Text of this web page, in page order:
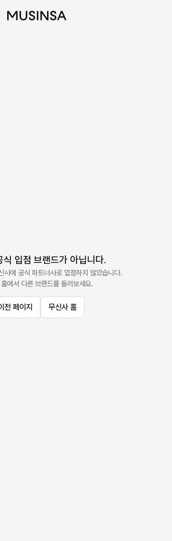
식 입점 브랜드가 아닙니다.
사에 공식 파트너사로 입점하지 않았습니다.
에서 다른 브랜드를 둘러보세요.
전 페이지 무신사 홈